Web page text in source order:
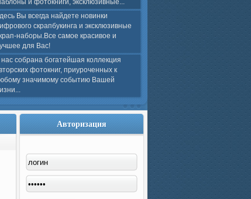
и фотокниги, эксклюзивные...
Вы всегда найдете новинки
скрапбукинга и эксклюзивные
наборы.Все самое красивое и
для Вас!
собрана богатейшая коллекция
фотокниг, приуроченных к
значимому событию Вашей
Авторизация